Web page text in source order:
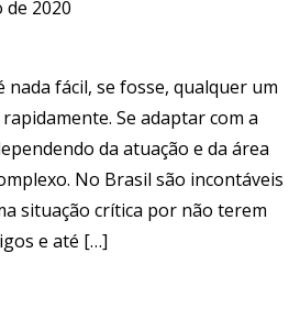
de 2020
nada fácil, se fosse, qualquer um
Se adaptar com a
da atuação e da área
No Brasil são incontáveis
situação crítica por não terem
e até […]